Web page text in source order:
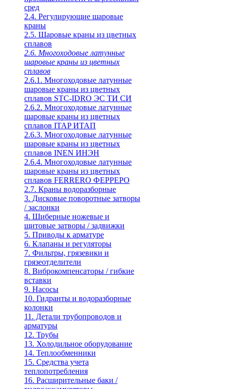
сред
2.4. Регулирующие шаровые
краны
2.5. Шаровые краны из цветных
сплавов
2.6. Многоходовые латунные
шаровые краны из цветных
сплавов
2.6.1. Многоходовые латунные
шаровые краны из цветных
сплавов STC-IDRO ЭС ТИ СИ
2.6.2. Многоходовые латунные
шаровые краны из цветных
сплавов ITAP ИТАП
2.6.3. Многоходовые латунные
шаровые краны из цветных
сплавов INEN ИНЭН
2.6.4. Многоходовые латунные
шаровые краны из цветных
сплавов FERRERO ФЕРРЕРО
2.7. Краны водоразборные
3. Дисковые поворотные затворы
/ заслонки
4. Шиберные ножевые и
щитовые затворы / задвижки
5. Приводы к арматуре
6. Клапаны и регуляторы
7. Фильтры, грязевики и
грязеотделители
8. Виброкомпенсаторы / гибкие
вставки
9. Насосы
10. Гидранты и водоразборные
колонки
11. Детали трубопроводов и
арматуры
12. Трубы
13. Холодильное oборудование
14. Теплообменники
15. Средства учета
теплопотребления
16. Расширительные баки /